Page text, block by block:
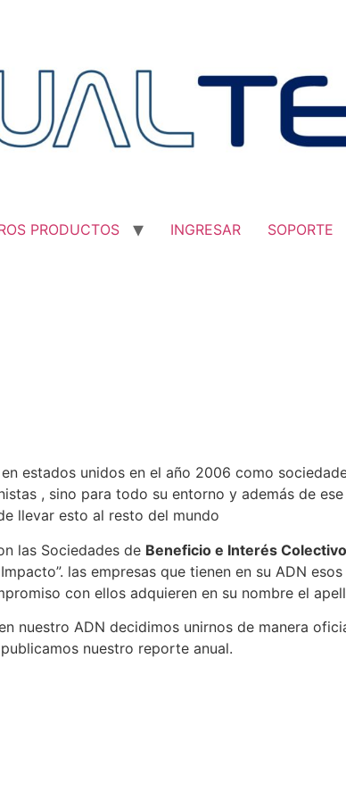
PRODUCTOS INGRESAR SOPORTE
estados unidos en el año 2006 como
, sino para todo su entorno y además de
llevar esto al resto del mundo
las Sociedades de Beneficio e Interés
las empresas que tienen en su ADN
con ellos adquieren en su nombre el
nuestro ADN decidimos unirnos de manera
nuestro reporte anual.